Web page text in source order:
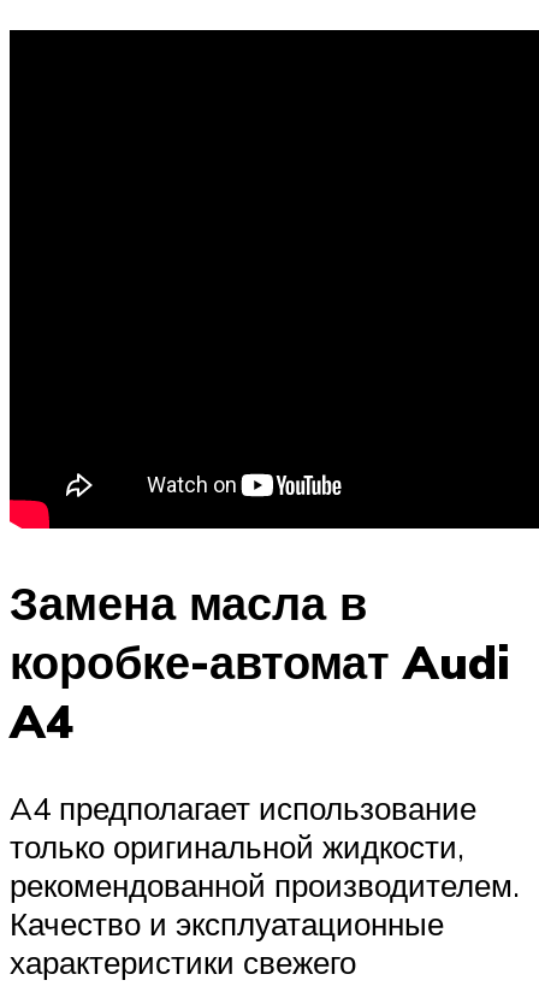
Замена масла в
коробке-автомат Audi
A4
A4 предполагает использование
только оригинальной жидкости,
рекомендованной производителем.
Качество и эксплуатационные
характеристики свежего